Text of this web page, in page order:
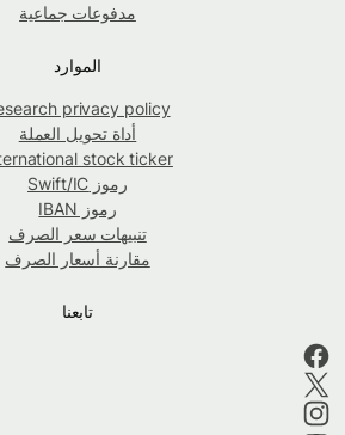
مدفوعات جماعية
الموارد
Research privacy policy
أداة تحويل العملة
International stock ticker
رموز Swift/IC
رموز IBAN
تنبيهات سعر الصرف
مقارنة أسعار الصرف
تابعنا